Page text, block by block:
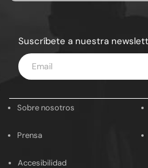
Suscríbete a nuestra
Introduce
tu
Sobre nosotros
Prensa
Accesibilidad